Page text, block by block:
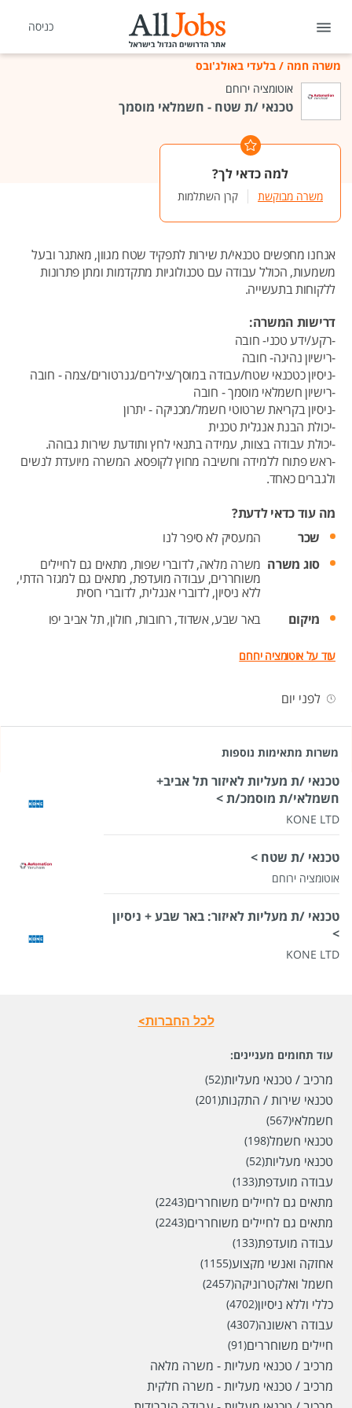
כניסה
משרה חמה / בלעדי באולג'ובס
אוטומציה ירוחם
טכנאי /ת שטח - חשמלאי מוסמך
למה כדאי לך?
משרה מבוקשת קרן השתלמות
אנחנו מחפשים טכנאי/ת שירות לתפקיד שטח מגוון, מאתגר ובעל
משמעות, הכולל עבודה עם טכנולוגיות מתקדמות ומתן פתרונות
ללקוחות בתעשייה.
דרישות המשרה:
-רקע/ידע טכני- חובה
-רישיון נהיגה- חובה
-ניסיון כטכנאי שטח/עבודה במוסך/צילרים/גנרטורים/צמה - חובה
-רישיון חשמלאי מוסמך - חובה
-ניסיון בקריאת שרטוטי חשמל/מכניקה - יתרון
-יכולת הבנת אנגלית טכנית
-יכולת עבודה בצוות, עמידה בתנאי לחץ ותודעת שירות גבוהה.
-ראש פתוח ללמידה וחשיבה מחוץ לקופסא. המשרה מיועדת לנשים
ולגברים כאחד.
מה עוד כדאי לדעת?
שכר
המעסיק לא סיפר לנו
סוג משרה משרה מלאה,לדוברי שפות, מתאים גם לחיילים
משוחררים, עבודה מועדפת, מתאים גם למגזר הדתי,
ללא ניסיון,לדוברי אנגלית, לדוברי רוסית
מיקום
באר שבע,אשדוד, רחובות, חולון, תל אביב יפו
עוד על אוטומציה ירוחם
לפני יום
משרות מתאימות נוספות
טכנאי /ת מעליות לאיזור תל אביב+
חשמלאי/ת מוסמכ/ת >
KONE LTD
טכנאי /ת שטח >
אוטומציה ירוחם
טכנאי /ת מעליות לאיזור: באר שבע + ניסיון
>
KONE LTD
לכל החברות>
עוד תחומים מעניינים:
מרכיב / טכנאי מעליות(52)
טכנאי שירות / התקנות(201)
חשמלאי(567)
טכנאי חשמל(198)
טכנאי מעליות(52)
עבודה מועדפת(133)
מתאים גם לחיילים משוחררים(2243)
מתאים גם לחיילים משוחררים(2243)
עבודה מועדפת(133)
אחזקה ואנשי מקצוע(1155)
חשמל ואלקטרוניקה(2457)
כללי וללא ניסיון(4702)
עבודה ראשונה(4307)
חיילים משוחררים(91)
מרכיב / טכנאי מעליות - משרה מלאה
מרכיב / טכנאי מעליות - משרה חלקית